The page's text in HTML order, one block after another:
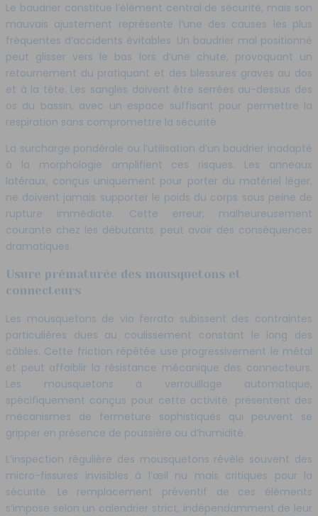
Le baudrier constitue l’élément central de sécurité, mais son
mauvais ajustement représente l’une des causes les plus
fréquentes d’accidents évitables. Un baudrier mal positionné
peut glisser vers le bas lors d’une chute, provoquant un
retournement du pratiquant et des blessures graves au dos
et à la tête. Les sangles doivent être serrées au-dessus des
os du bassin, avec un espace suffisant pour permettre la
respiration sans compromettre la sécurité.
La surcharge pondérale ou l’utilisation d’un baudrier inadapté
à la morphologie amplifient ces risques. Les anneaux
latéraux, conçus uniquement pour porter du matériel léger,
ne doivent jamais supporter le poids du corps sous peine de
rupture immédiate. Cette erreur, malheureusement
courante chez les débutants, peut avoir des conséquences
dramatiques.
Usure prématurée des mousquetons et
connecteurs
Les mousquetons de via ferrata subissent des contraintes
particulières dues au coulissement constant le long des
câbles. Cette friction répétée use progressivement le métal
et peut affaiblir la résistance mécanique des connecteurs.
Les mousquetons à verrouillage automatique,
spécifiquement conçus pour cette activité, présentent des
mécanismes de fermeture sophistiqués qui peuvent se
gripper en présence de poussière ou d’humidité.
L’inspection régulière des mousquetons révèle souvent des
micro-fissures invisibles à l’œil nu mais critiques pour la
sécurité. Le remplacement préventif de ces éléments
s’impose selon un calendrier strict, indépendamment de leur